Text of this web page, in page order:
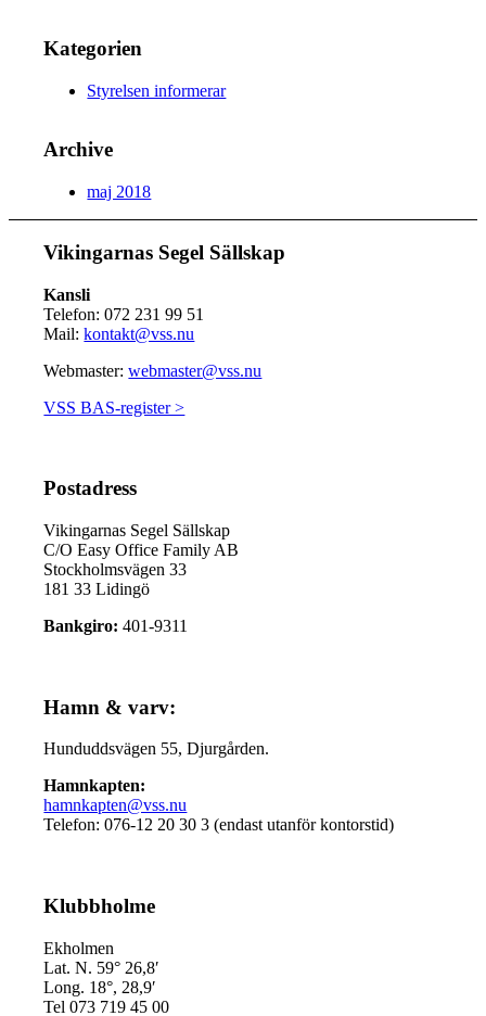
Kategorien
Styrelsen informerar
Archive
maj 2018
Vikingarnas Segel Sällskap
Kansli
Telefon: 072 231 99 51
Mail:kontakt@vss.nu
Webmaster:webmaster@vss.nu
VSS BAS-register >
Postadress
Vikingarnas Segel Sällskap
C/O Easy Office Family AB
Stockholmsvägen 33
181 33 Lidingö
Bankgiro:401-9311
Hamn & varv:
Hunduddsvägen 55, Djurgården.
Hamnkapten:
hamnkapten@vss.nu
Telefon: 076-12 20 30 3 (endast utanför kontorstid)
Klubbholme
Ekholmen
Lat. N. 59° 26,8′
Long. 18°, 28,9′
Tel 073 719 45 00